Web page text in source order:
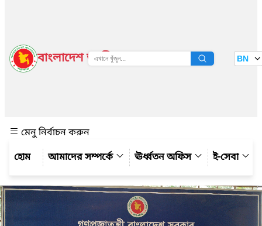
বাংলাদেশ জাতীয় তথ্য বাতায়ন BN
মেনু নির্বাচন করুন
আমাদের সম্পর্কে
ঊর্ধ্বতন অফিস ই-সেবা